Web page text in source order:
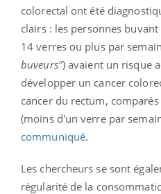
colorectal ont été
clairs : les personnes
14 verres ou plus par
buveurs") avaient un risque
développer un cancer
cancer du rectum, comparés
(moins d'un verre par
communiqué.
Les chercheurs se sont
régularité de la